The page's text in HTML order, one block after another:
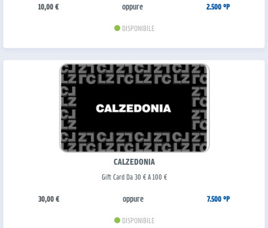
10,00 € oppure 2.500 °P
DISPONIBILE
CALZEDONIA
Gift Card Da 30 € A 100 €
30,00 € oppure 7.500 °P
DISPONIBILE